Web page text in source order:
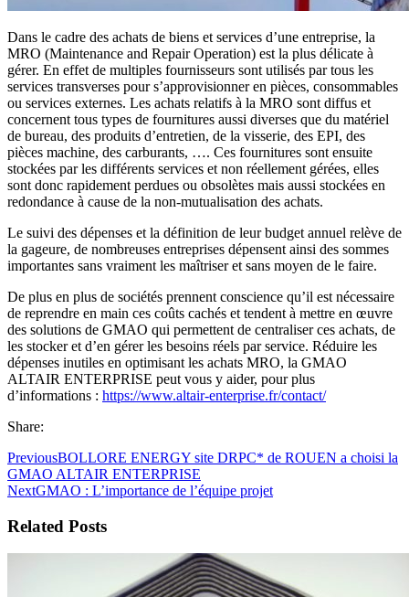
Dans le cadre des achats de biens et services d’une entreprise, la
MRO (Maintenance and Repair Operation) est la plus délicate à
gérer. En effet de multiples fournisseurs sont utilisés par tous les
services transverses pour s’approvisionner en pièces, consommables
ou services externes. Les achats relatifs à la MRO sont diffus et
concernent tous types de fournitures aussi diverses que du matériel
de bureau, des produits d’entretien, de la visserie, des EPI, des
pièces machine, des carburants, …. Ces fournitures sont ensuite
stockées par les différents services et non réellement gérées, elles
sont donc rapidement perdues ou obsolètes mais aussi stockées en
redondance à cause de la non-mutualisation des achats.
Le suivi des dépenses et la définition de leur budget annuel relève de
la gageure, de nombreuses entreprises dépensent ainsi des sommes
importantes sans vraiment les maîtriser et sans moyen de le faire.
De plus en plus de sociétés prennent conscience qu’il est nécessaire
de reprendre en main ces coûts cachés et tendent à mettre en œuvre
des solutions de GMAO qui permettent de centraliser ces achats, de
les stocker et d’en gérer les besoins réels par service. Réduire les
dépenses inutiles en optimisant les achats MRO, la GMAO
ALTAIR ENTERPRISE peut vous y aider, pour plus
d’informations : https://www.altair-enterprise.fr/contact/
Share:
PreviousBOLLORE ENERGY site DRPC* de ROUEN a choisi la
GMAO ALTAIR ENTERPRISE
NextGMAO : L’importance de l’équipe projet
Related Posts